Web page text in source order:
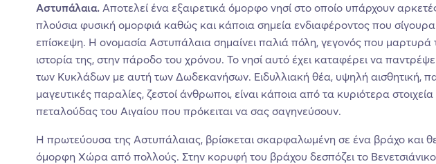
Αστυπάλαια. Αποτελεί ένα εξαιρετικά όμορφο νησί στο οποίο υπάρχουν
πλούσια φυσική ομορφιά καθώς και κάποια σημεία ενδιαφέροντος που σίγουρα
επίσκεψη. Η ονομασία Αστυπάλαια σημαίνει παλιά πόλη, γεγονός που μαρτυρά
ιστορία της, στην πάροδο του χρόνου. Το νησί αυτό έχει καταφέρει να
των Κυκλάδων με αυτή των Δωδεκανήσων. Ειδυλλιακή θέα, υψηλή αισθητική,
μαγευτικές παραλίες, ζεστοί άνθρωποι, είναι κάποια από τα κυριότερα στοιχεία
πεταλούδας του Αιγαίου που πρόκειται να σας σαγηνεύσουν.
Η πρωτεύουσα της Αστυπάλαιας, βρίσκεται σκαρφαλωμένη σε ένα βράχο και
όμορφη Χώρα από πολλούς. Στην κορυφή του βράχου δεσπόζει το